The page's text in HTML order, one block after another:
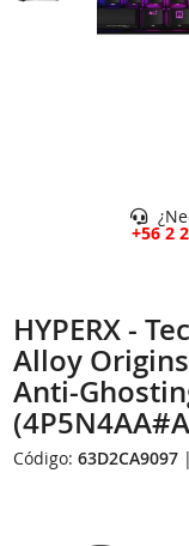
+56 2
HYPERX -
Alloy
Anti-
Código:63D2CA9097